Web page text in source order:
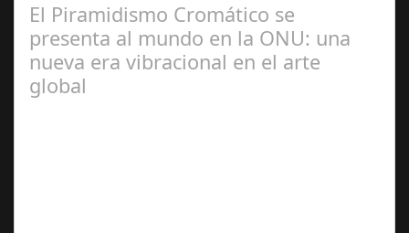
El Piramidismo Cromático se
presenta al mundo en la ONU: una
nueva era vibracional en el arte
global